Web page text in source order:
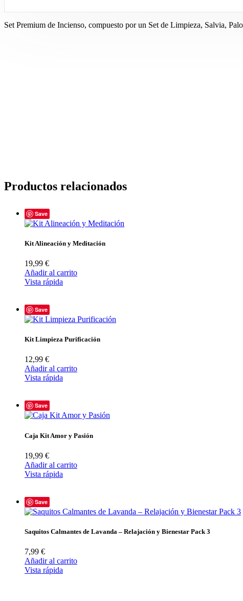
Set Premium de Incienso, compuesto por un Set de Limpieza, Salvia,
Productos relacionados
Save
Kit Alineación y Meditación
19,99 €
Añadir al carrito
Vista rápida
Save
Kit Limpieza Purificación
12,99 €
Añadir al carrito
Vista rápida
Save
Caja Kit Amor y Pasión
19,99 €
Añadir al carrito
Vista rápida
Save
Saquitos Calmantes de Lavanda – Relajación y Bienestar Pack 3
7,99 €
Añadir al carrito
Vista rápida